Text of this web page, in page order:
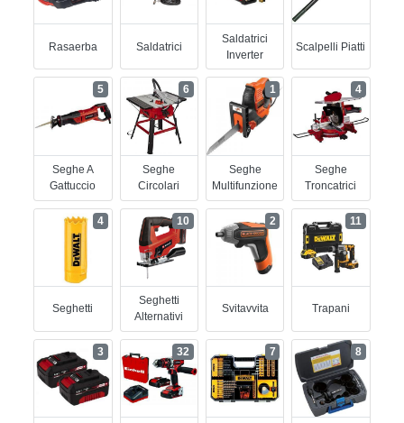
Rasaerba Saldatrici
Saldatrici
Inverter
Scalpelli Piatti
Seghe A
Gattuccio
5
Seghe
Circolari
6
Seghe
Multifunzione
1
Seghe
Troncatrici
4
Seghetti
4
Seghetti
Alternativi
10
Svitavvita
2
Trapani
11
3 32 7 8